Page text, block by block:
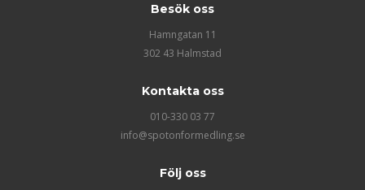
Besök oss
Hamngatan 11
302 43 Halmstad
Kontakta oss
010-330 03 77
info@spotonformedling.se
Följ oss